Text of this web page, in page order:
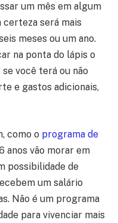
um mês em algum
certeza será mais
meses ou um ano.
na ponta do lápis o
você terá ou não
e gastos adicionais,
como o programa de
anos vão morar em
possibilidade de
um salário
Não é um programa
para vivenciar mais